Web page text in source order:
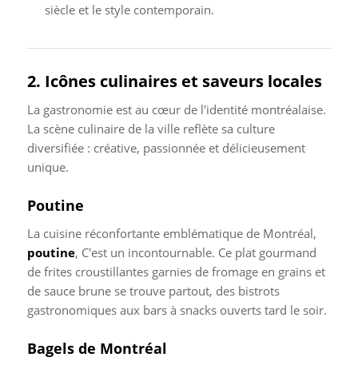
siècle et le style contemporain.
2. Icônes culinaires et saveurs locales
La gastronomie est au cœur de l'identité montréalaise.
La scène culinaire de la ville reflète sa culture
diversifiée : créative, passionnée et délicieusement
unique.
Poutine
La cuisine réconfortante emblématique de Montréal,
poutine, C'est un incontournable. Ce plat gourmand
de frites croustillantes garnies de fromage en grains et
de sauce brune se trouve partout, des bistrots
gastronomiques aux bars à snacks ouverts tard le soir.
Bagels de Montréal